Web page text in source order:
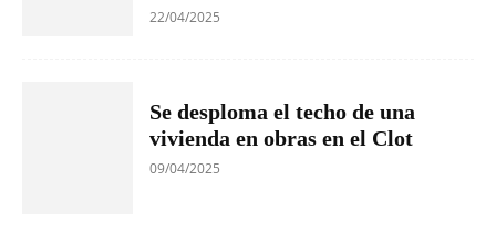
22/04/2025
Se desploma el techo de una
vivienda en obras en el Clot
09/04/2025